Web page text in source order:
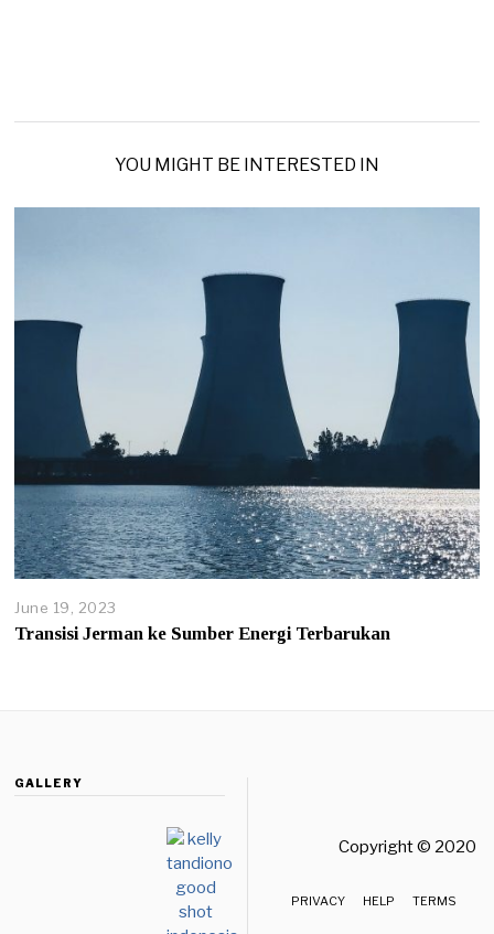
YOU MIGHT BE INTERESTED IN
June 19, 2023
Transisi Jerman ke Sumber Energi Terbarukan
GALLERY
Copyright © 2020 -
PRIVACY HELP TERMS